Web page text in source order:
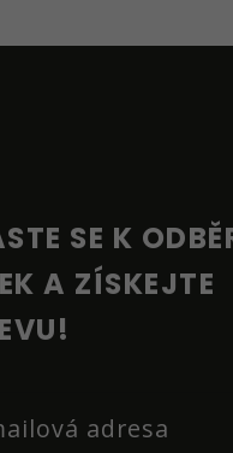
SE K
A ZÍSKEJTE